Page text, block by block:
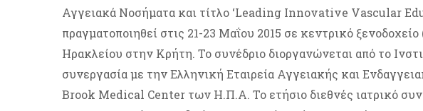
Αγγειακά Νοσήματα και τίτλο ‘Leading Innovative Vascular
πραγματοποιηθεί στις 21-23 Μαΐου 2015 σε κεντρικό
Ηρακλείου στην Κρήτη. Το συνέδριο διοργανώνεται από το
συνεργασία με την Ελληνική Εταιρεία Αγγειακής και
Brook Medical Center των Η.Π.Α. Το ετήσιο διεθνές ιατρικό